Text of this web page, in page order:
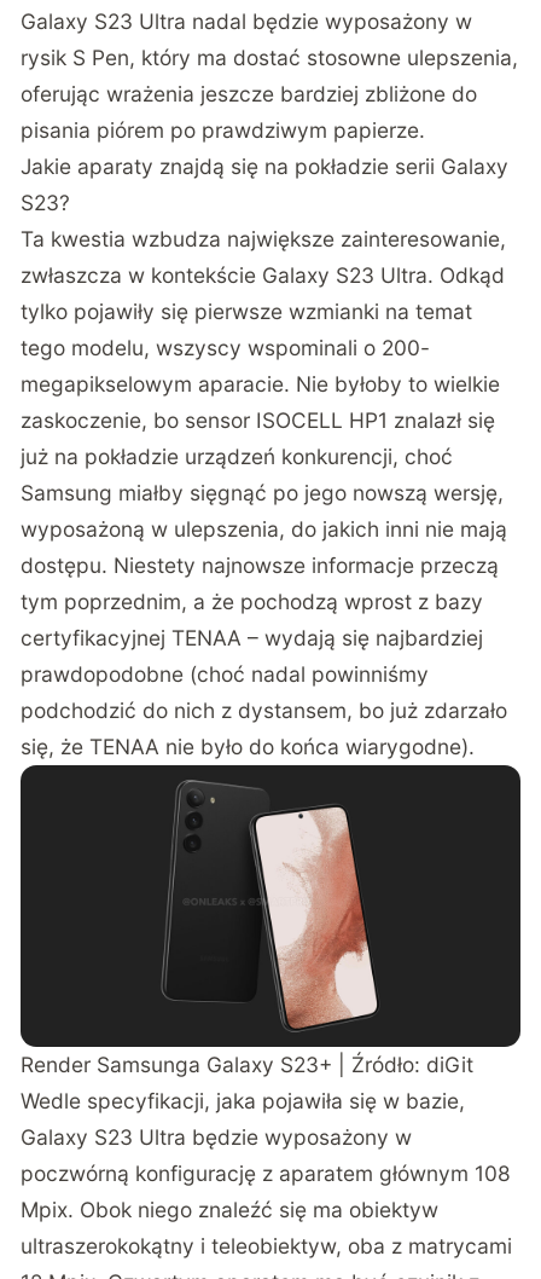
Galaxy S23 Ultra nadal będzie wyposażony w
rysik S Pen, który ma dostać stosowne ulepszenia,
oferując wrażenia jeszcze bardziej zbliżone do
pisania piórem po prawdziwym papierze.
Jakie aparaty znajdą się na pokładzie serii Galaxy
S23?
Ta kwestia wzbudza największe zainteresowanie,
zwłaszcza w kontekście Galaxy S23 Ultra. Odkąd
tylko pojawiły się pierwsze wzmianki na temat
tego modelu, wszyscy wspominali o 200-
megapikselowym aparacie. Nie byłoby to wielkie
zaskoczenie, bo sensor ISOCELL HP1 znalazł się
już na pokładzie urządzeń konkurencji, choć
Samsung miałby sięgnąć po jego nowszą wersję,
wyposażoną w ulepszenia, do jakich inni nie mają
dostępu. Niestety najnowsze informacje przeczą
tym poprzednim, a że pochodzą wprost z bazy
certyfikacyjnej TENAA – wydają się najbardziej
prawdopodobne (choć nadal powinniśmy
podchodzić do nich z dystansem, bo już zdarzało
się, że TENAA nie było do końca wiarygodne).
Render Samsunga Galaxy S23+ | Źródło: diGit
Wedle specyfikacji, jaka pojawiła się w bazie,
Galaxy S23 Ultra będzie wyposażony w
poczwórną konfigurację z aparatem głównym 108
Mpix. Obok niego znaleźć się ma obiektyw
ultraszerokokątny i teleobiektyw, oba z matrycami